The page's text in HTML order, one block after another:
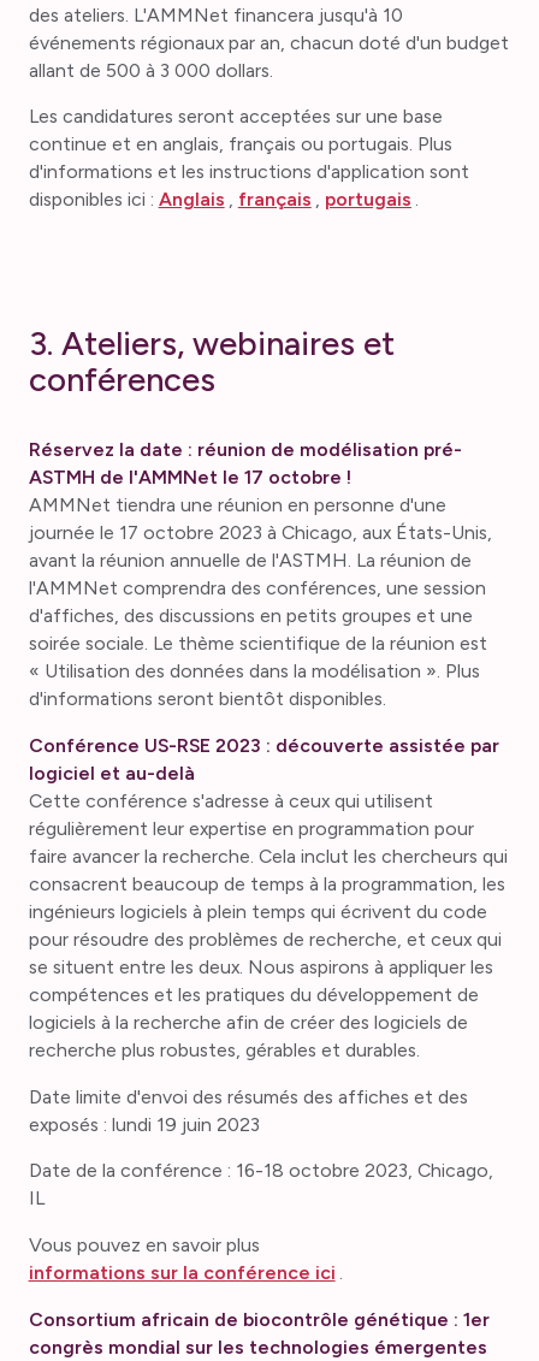
des ateliers. L'AMMNet financera jusqu'à 10
événements régionaux par an, chacun doté d'un budget
allant de 500 à 3 000 dollars.
Les candidatures seront acceptées sur une base
continue et en anglais, français ou portugais. Plus
d'informations et les instructions d'application sont
disponibles ici : Anglais , français , portugais .
3. Ateliers, webinaires et
conférences
Réservez la date : réunion de modélisation pré-
ASTMH de l'AMMNet le 17 octobre !
AMMNet tiendra une réunion en personne d'une
journée le 17 octobre 2023 à Chicago, aux États-Unis,
avant la réunion annuelle de l'ASTMH. La réunion de
l'AMMNet comprendra des conférences, une session
d'affiches, des discussions en petits groupes et une
soirée sociale. Le thème scientifique de la réunion est
« Utilisation des données dans la modélisation ». Plus
d'informations seront bientôt disponibles.
Conférence US-RSE 2023 : découverte assistée par
logiciel et au-delà
Cette conférence s'adresse à ceux qui utilisent
régulièrement leur expertise en programmation pour
faire avancer la recherche. Cela inclut les chercheurs qui
consacrent beaucoup de temps à la programmation, les
ingénieurs logiciels à plein temps qui écrivent du code
pour résoudre des problèmes de recherche, et ceux qui
se situent entre les deux. Nous aspirons à appliquer les
compétences et les pratiques du développement de
logiciels à la recherche afin de créer des logiciels de
recherche plus robustes, gérables et durables.
Date limite d'envoi des résumés des affiches et des
exposés : lundi 19 juin 2023
Date de la conférence : 16-18 octobre 2023, Chicago,
IL
Vous pouvez en savoir plus
informations sur la conférence ici .
Consortium africain de biocontrôle génétique : 1er
congrès mondial sur les technologies émergentes